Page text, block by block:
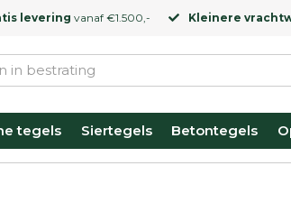
levering vanaf €1.500,- Kleinere
tegels Siertegels Betontegels